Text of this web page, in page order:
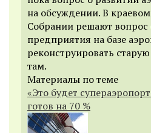
на обсуждении. В
Собрании решают вопрос
предприятия на базе
реконструировать
там.
Материалы по теме
«Это будет
готов на 70 %